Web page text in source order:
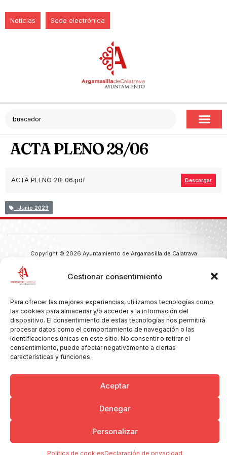
Gestionar consentimiento
Para ofrecer las mejores experiencias, utilizamos tecnologías como
las cookies para almacenar y/o acceder a la información del
dispositivo. El consentimiento de estas tecnologías nos permitirá
procesar datos como el comportamiento de navegación o las
identificaciones únicas en este sitio. No consentir o retirar el
consentimiento, puede afectar negativamente a ciertas
características y funciones.
Aceptar
Denegar
Personalizar
Política de cookiesDeclaración de privacidad
Noticias Sede electrónica
ACTA PLENO 28/06
ACTA PLENO 28-06.pdf Descargar
Junio 2023
Copyright © 2026 Ayuntamiento de Argamasilla de Calatrava